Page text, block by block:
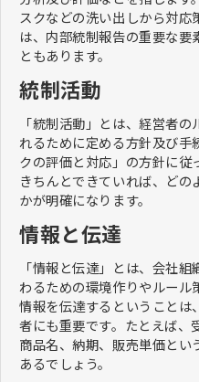
スクなどの洗い出しから対応
は、内部統制報告の重要な
ともあります。
統制活動
「統制活動」とは、経営者
れるために定める方針及び手
クの評価と対応」の方針に
きちんとできていれば、ど
かが明確になります。
情報と伝達
「情報と伝達」とは、会社
わるための環境作りやルール
情報を伝達するということ
者にも重要です。たとえば、
商品名、納期、販売単価と
あるでしょう。